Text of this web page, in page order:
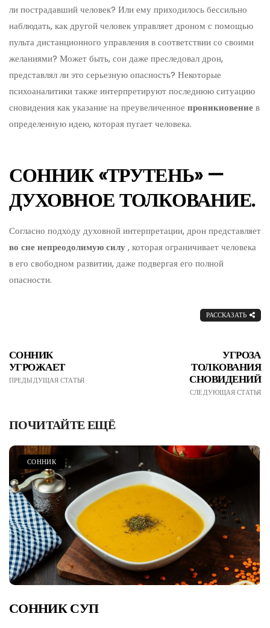
ли пострадавший человек? Или ему приходилось бессильно
наблюдать, как другой человек управляет дроном с помощью
пульта дистанционного управления в соответствии со своими
желаниями? Может быть, сон даже преследовал дрон,
представлял ли это серьезную опасность? Некоторые
психоаналитики также интерпретируют последнюю ситуацию
сновидения как указание на преувеличенное проникновениев
определенную идею, которая пугает человека.
СОННИК «ТРУТЕНЬ» —
ДУХОВНОЕ ТОЛКОВАНИЕ.
Согласно подходу духовной интерпретации, дрон представляет
во сне непреодолимую силу, которая ограничивает человека
в его свободном развитии, даже подвергая его полной
опасности.
РАССКАЗАТЬ
СОННИК
УГРОЖАЕТ
ПРЕДЫДУЩАЯ СТАТЬЯ
УГРОЗА
ТОЛКОВАНИЯ
СНОВИДЕНИЙ
СЛЕДУЮЩАЯ СТАТЬЯ
ПОЧИТАЙТЕ ЕЩЁ
СОННИК
СОННИК СУП